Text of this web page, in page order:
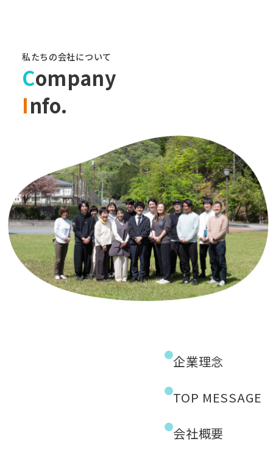
私たちの会社について
Company
Info.
企業理念
TOP MESSAGE
会社概要